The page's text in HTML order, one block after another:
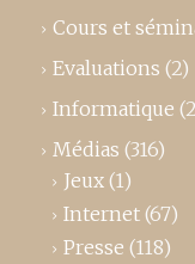
Cours et
Evaluations (2)
Informatique
Médias (316)
Jeux (1)
Internet (67)
Presse (118)